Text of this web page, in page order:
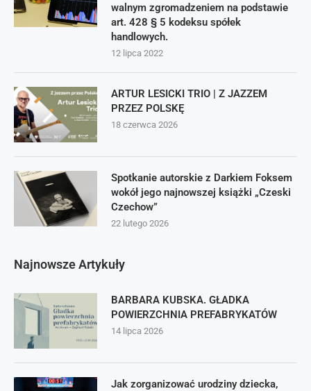
walnym zgromadzeniem na podstawie
art. 428 § 5 kodeksu spółek
handlowych.
12 lipca 2022
ARTUR LESICKI TRIO | Z JAZZEM
PRZEZ POLSKĘ
18 czerwca 2026
Spotkanie autorskie z Darkiem Foksem
wokół jego najnowszej książki „Czeski
Czechow”
22 lutego 2026
Najnowsze Artykuły
BARBARA KUBSKA. GŁADKA
POWIERZCHNIA PREFABRYKATÓW
14 lipca 2026
Jak zorganizować urodziny dziecka,